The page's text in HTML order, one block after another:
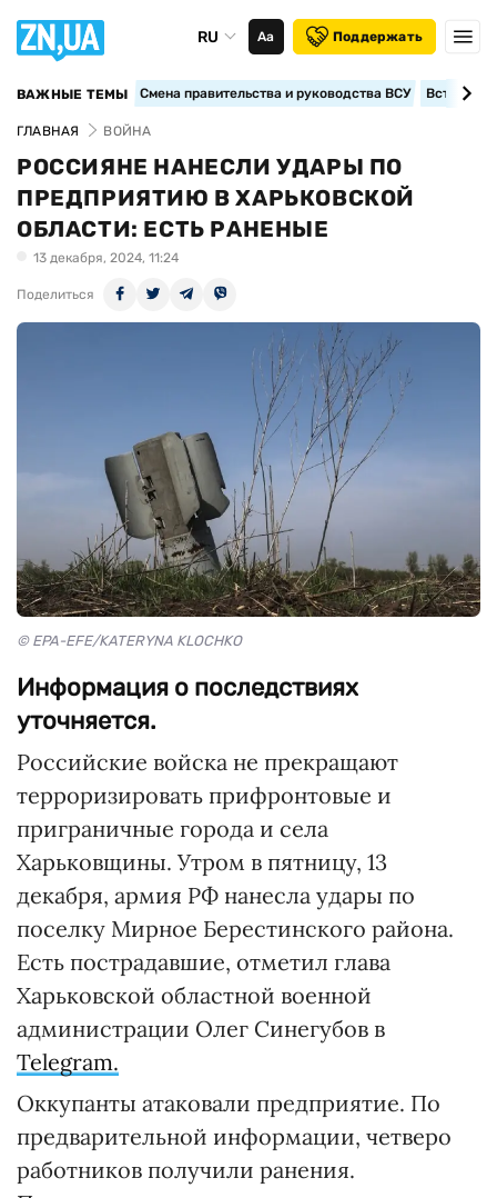
RU Аа Поддержать
ВАЖНЫЕ ТЕМЫ Смена правительства и руководства ВСУ
ГЛАВНАЯ ВОЙНА
РОССИЯНЕ НАНЕСЛИ УДАРЫ ПО
ПРЕДПРИЯТИЮ В ХАРЬКОВСКОЙ
ОБЛАСТИ: ЕСТЬ РАНЕНЫЕ
13 декабря, 2024, 11:24
Поделиться
© EPA-EFE/KATERYNA KLOCHKO
Информация о последствиях
уточняется.
Российские войска не прекращают
терроризировать прифронтовые и
приграничные города и села
Харьковщины. Утром в пятницу, 13
декабря, армия РФ нанесла удары по
поселку Мирное Берестинского района.
Есть пострадавшие, отметил глава
Харьковской областной военной
администрации Олег Синегубов в
Telegram.
Оккупанты атаковали предприятие. По
предварительной информации, четверо
работников получили ранения.